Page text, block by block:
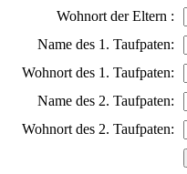
Wohnort der Eltern :
Name des 1. Taufpaten:
Wohnort des 1. Taufpaten:
Name des 2. Taufpaten:
Wohnort des 2. Taufpaten: